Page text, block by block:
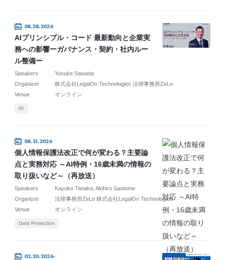
08.28.2026
AIプリンシプル・コード 最新動向と企業実
務への影響ーガバナンス・契約・社内ルー
ル整備ー
Speakers
Yusuke Sawada
Organizer
株式会社LegalOn Technologies 法律事務所ZeLo
Venue
オンライン
AI
08.31.2026
個人情報保護法改正で何が変わる？主要論
点と実務対応 ～AI特例・16歳未満の情報の
取り扱いなど～（再放送）
Speakers Kayoko Tanaka Akihiro Saotome
Organizer
法律事務所ZeLo 株式会社LegalOn Technologies
Venue
オンライン
Data Protection
02.20.2026-